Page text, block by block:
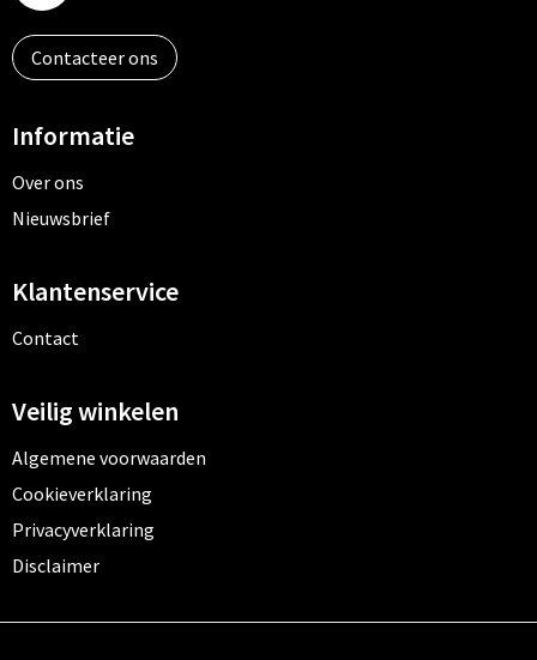
Contacteer ons
Informatie
Over ons
Nieuwsbrief
Klantenservice
Contact
Veilig winkelen
Algemene voorwaarden
Cookieverklaring
Privacyverklaring
Disclaimer